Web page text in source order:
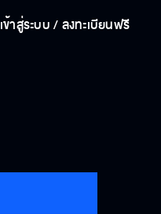
เข้าสู่ระบบ / ลงทะเบียนฟรี